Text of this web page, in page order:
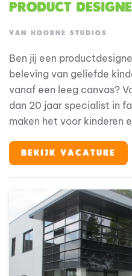
Product
VAN HOORNE STUDIOS
Ben jij een
beleving van geliefde
vanaf een leeg canvas?
dan 20 jaar specialist in
maken het voor kinderen
moment. We zijn
Fien & Teun, Woezel &
films en tv tot
parken en resorts
Familie Resort
bouwen aan een centraal
merken, concepten en
BEKIJK VACATURE